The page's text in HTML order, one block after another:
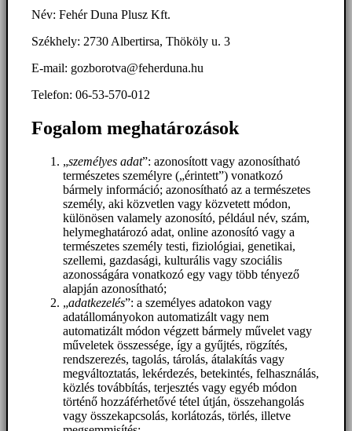
Név: Fehér Duna Plusz Kft.
Székhely: 2730 Albertirsa, Thököly u. 3
E-mail: gozborotva@feherduna.hu
Telefon: 06-53-570-012
Fogalom meghatározások
„személyes adat”: azonosított vagy azonosítható
természetes személyre („érintett”) vonatkozó
bármely információ; azonosítható az a természetes
személy, aki közvetlen vagy közvetett módon,
különösen valamely azonosító, például név, szám,
helymeghatározó adat, online azonosító vagy a
természetes személy testi, fiziológiai, genetikai,
szellemi, gazdasági, kulturális vagy szociális
azonosságára vonatkozó egy vagy több tényező
alapján azonosítható;
„adatkezelés”: a személyes adatokon vagy
adatállományokon automatizált vagy nem
automatizált módon végzett bármely művelet vagy
műveletek összessége, így a gyűjtés, rögzítés,
rendszerezés, tagolás, tárolás, átalakítás vagy
megváltoztatás, lekérdezés, betekintés, felhasználás,
közlés továbbítás, terjesztés vagy egyéb módon
történő hozzáférhetővé tétel útján, összehangolás
vagy összekapcsolás, korlátozás, törlés, illetve